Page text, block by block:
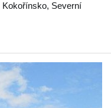
Kokořínsko, Severní